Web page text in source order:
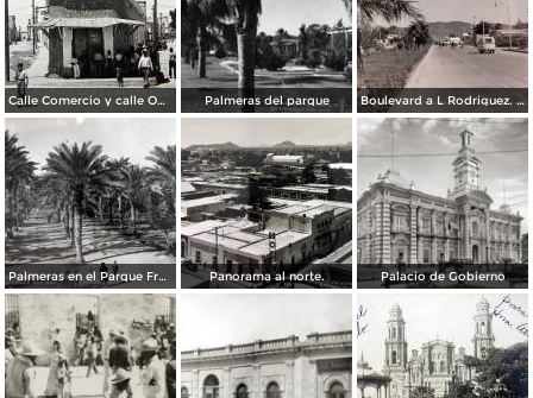
Calle Comercio y calle Obregon. Palmeras del parque Boulevard a L Rodriguez. ( Circulada el 7 de Agosto de 1961 ).
Palmeras en el Parque Francisco I Madero. Panorama al norte. Palacio de Gobierno